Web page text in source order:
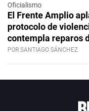
Oficialismo
El Frente Amplio
protocolo de
contempla reparos
POR SANTIAGO SÁNCHEZ